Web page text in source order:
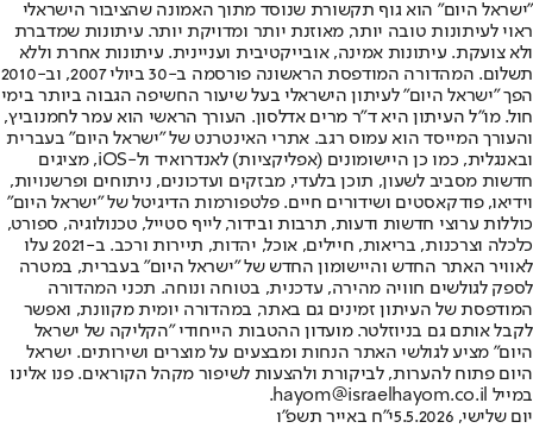
"ישראל היום" הוא גוף תקשורת שנוסד מתוך האמונה שהציבור הישראלי
ראוי לעיתונות טובה יותר, מאוזנת יותר ומדויקת יותר. עיתונות שמדברת
ולא צועקת. עיתונות אמינה, אובייקטיבית ועניינית. עיתונות אחרת וללא
תשלום. המהדורה המודפסת הראשונה פורסמה ב-30 ביולי 2007, וב-2010
הפך "ישראל היום" לעיתון הישראלי בעל שיעור החשיפה הגבוה ביותר בימי
חול. מו"ל העיתון היא ד"ר מרים אדלסון. העורך הראשי הוא עמר לחמנוביץ,
והעורך המייסד הוא עמוס רגב. אתרי האינטרנט של "ישראל היום" בעברית
ובאנגלית, כמו כן היישומונים (אפליקציות) לאנדרואיד ול-iOS, מציגים
חדשות מסביב לשעון, תוכן בלעדי, מבזקים ועדכונים, ניתוחים ופרשנויות,
וידיאו, פודקאסטים ושידורים חיים. פלטפורמות הדיגיטל של "ישראל היום"
כוללות ערוצי חדשות ודעות, תרבות ובידור, לייף סטייל, טכנולוגיה, ספורט,
כלכלה וצרכנות, בריאות, חיילים, אוכל, יהדות, תיירות ורכב. ב-2021 עלו
לאוויר האתר החדש והיישומון החדש של "ישראל היום" בעברית, במטרה
לספק לגולשים חוויה מהירה, עדכנית, בטוחה ונוחה. תכני המהדורה
המודפסת של העיתון זמינים גם באתר, במהדורה יומית מקוונת, ואפשר
לקבל אותם גם בניוזלטר. מועדון ההטבות הייחודי "הקליקה של ישראל
היום" מציע לגולשי האתר הנחות ומבצעים על מוצרים ושירותים. ישראל
היום פתוח להערות, לביקורת ולהצעות לשיפור מקהל הקוראים. פנו אלינו
במייל hayom@israelhayom.co.il.
יום שלישי, 5.5.2026
י"ח באייר תשפ"ו